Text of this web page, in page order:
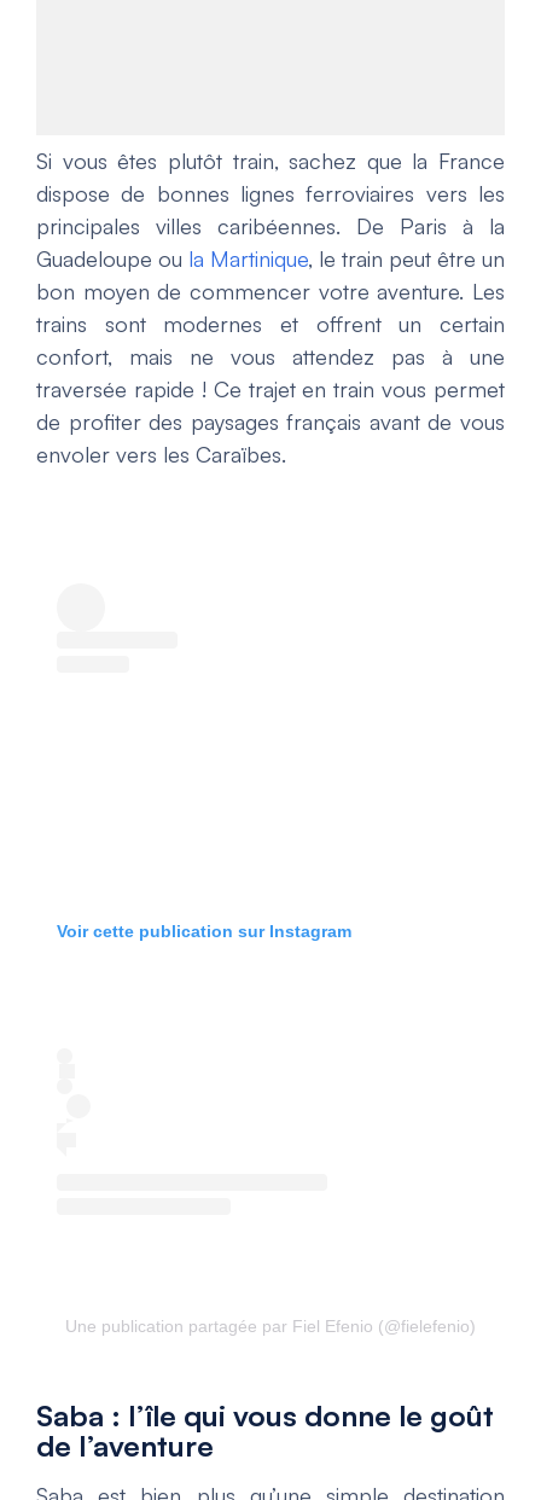
Si vous êtes plutôt train, sachez que la France
dispose de bonnes lignes ferroviaires vers les
principales villes caribéennes. De Paris à la
Guadeloupe ou la Martinique, le train peut être un
bon moyen de commencer votre aventure. Les
trains sont modernes et offrent un certain
confort, mais ne vous attendez pas à une
traversée rapide ! Ce trajet en train vous permet
de profiter des paysages français avant de vous
envoler vers les Caraïbes.
Voir cette publication sur Instagram
Une publication partagée par Fiel Efenio (@fielefenio)
Saba : l’île qui vous donne le goût
de l’aventure